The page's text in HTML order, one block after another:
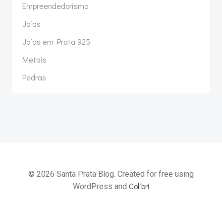
Empreendedorismo
Joias
Joias em Prata 925
Metais
Pedras
© 2026 Santa Prata Blog. Created for free using
WordPress and Colibri